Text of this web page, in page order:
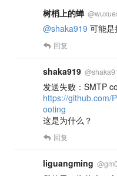
树梢上的蝉 @
@shaka919 可能是
回复
shaka919 @
发送失败：SMTP
https://github.com/
ooting
这是为什么？
回复
liguangming @